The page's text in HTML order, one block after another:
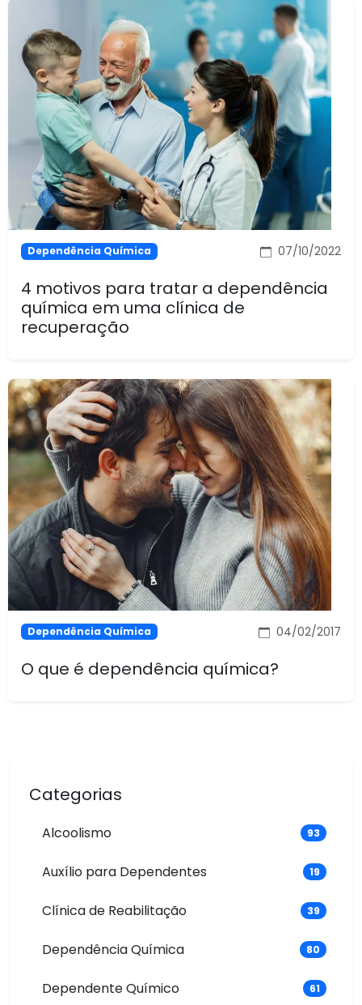
Dependência Química 07/10/2022
4 motivos para tratar a dependência
química em uma clínica de
recuperação
Dependência Química 04/02/2017
O que é dependência química?
Categorias
Alcoolismo 93
Auxílio para Dependentes 19
Clínica de Reabilitação 39
Dependência Química 80
Dependente Químico 61